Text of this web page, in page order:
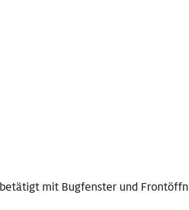
mit Bugfenster und